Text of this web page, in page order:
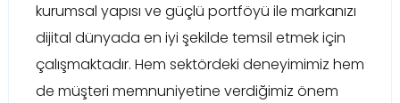
kurumsal yapısı ve güçlü portföyü ile markanızı
dijital dünyada en iyi şekilde temsil etmek için
çalışmaktadır. Hem sektördeki deneyimimiz hem
de müşteri memnuniyetine verdiğimiz önem